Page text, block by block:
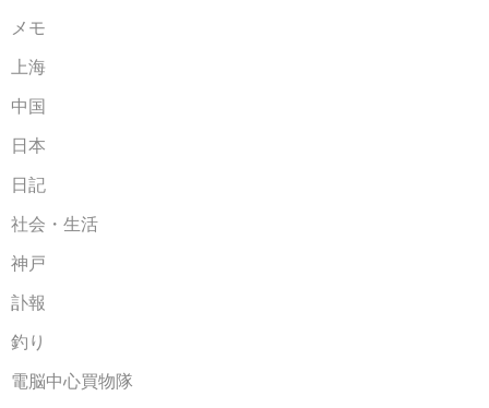
メモ
上海
中国
日本
日記
社会・生活
神戸
訃報
釣り
電脳中心買物隊